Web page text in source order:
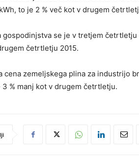
to je 2 % več kot v drugem
se je v tretjem četrtletju
četrtletju 2015.
zemeljskega plina za industrijo
3 % manj kot v drugem četrtletju.